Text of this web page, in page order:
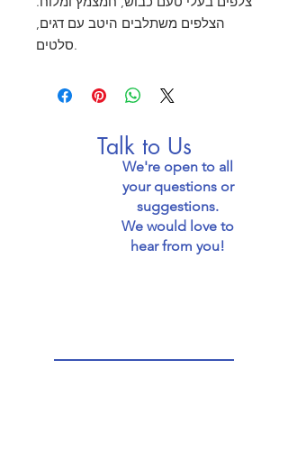
הצלפים משתלבים היטב עם דגים,
סלטים.
We're open to all
your questions or
suggestions.
We would love to
hear from you!
Talk to Us